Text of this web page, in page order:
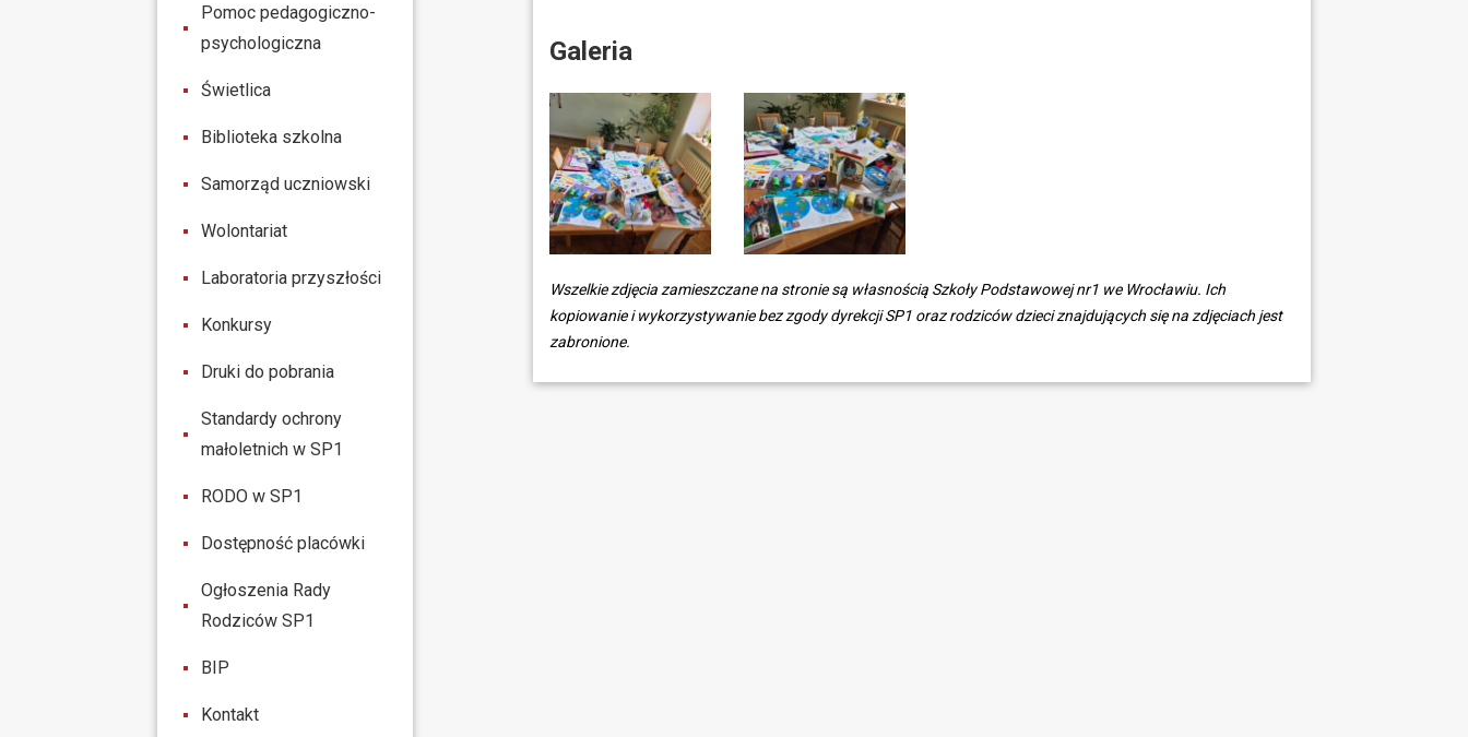
Pomoc pedagogiczno-
psychologiczna
Świetlica
Biblioteka szkolna
Samorząd uczniowski
Wolontariat
Laboratoria przyszłości
Konkursy
Druki do pobrania
Standardy ochrony
małoletnich w SP1
RODO w SP1
Dostępność placówki
Ogłoszenia Rady
Rodziców SP1
BIP
Kontakt
Galeria
Wszelkie zdjęcia zamieszczane na stronie są własnością Szkoły Podstawowej nr1 we Wrocławiu. Ich
kopiowanie i wykorzystywanie bez zgody dyrekcji SP1 oraz rodziców dzieci znajdujących się na zdjęciach jest
zabronione.